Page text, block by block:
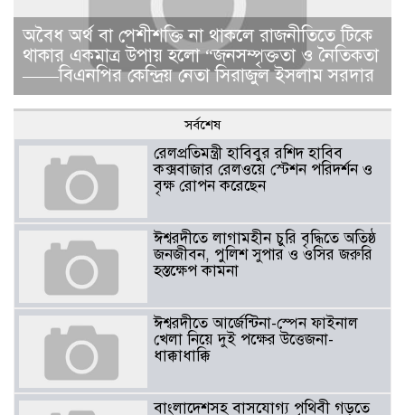
​​অবৈধ অর্থ বা পেশীশক্তি না থাকলে রাজনীতিতে টিকে
থাকার একমাত্র উপায় হলো “জনসম্পৃক্ততা ও নৈতিকতা
——বিএনপির কেন্দ্রিয় নেতা সিরাজুল ইসলাম সরদার
সর্বশেষ
রেলপ্রতিমন্ত্রী হাবিবুর রশিদ হাবিব
কক্সবাজার রেলওয়ে স্টেশন পরিদর্শন ও
বৃক্ষ রোপন করেছেন
ঈশ্বরদীতে লাগামহীন চুরি বৃদ্ধিতে অতিষ্ঠ
জনজীবন, পুলিশ সুপার ও ওসির জরুরি
হস্তক্ষেপ কামনা ​
ঈশ্বরদীতে আর্জেন্টিনা-স্পেন ফাইনাল
খেলা নিয়ে দুই পক্ষের উত্তেজনা-
ধাক্কাধাক্কি
বাংলাদেশসহ বাসযোগ্য পৃথিবী গড়তে